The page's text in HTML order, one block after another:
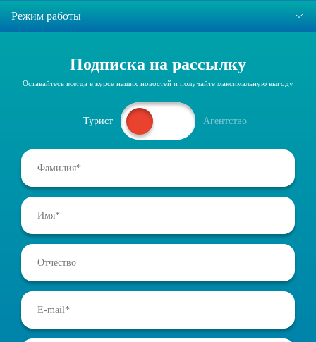
Режим работы
Подписка на рассылку
Оставайтесь всегда в курсе наших новостей и получайте максимальную выгоду
Турист Агентство